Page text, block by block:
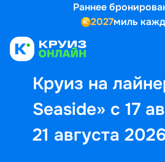
Раннее
2027миль
Круиз на
Seaside» с 17
21 августа
Выбор кают